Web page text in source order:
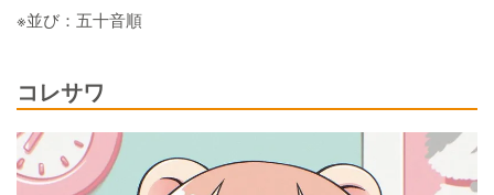
※並び：五十音順
コレサワ